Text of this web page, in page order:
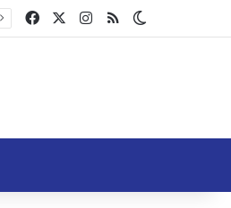
FacebookInstagram
RSS